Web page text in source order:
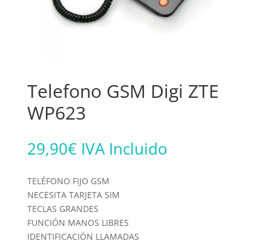
Telefono GSM Digi ZTE
WP623
29,90€ IVA Incluido
TELÉFONO FIJO GSM
NECESITA TARJETA SIM
TECLAS GRANDES
FUNCIÓN MANOS LIBRES
IDENTIFICACIÓN LLAMADAS